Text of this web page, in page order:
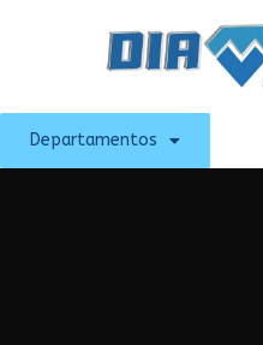
Departamentos